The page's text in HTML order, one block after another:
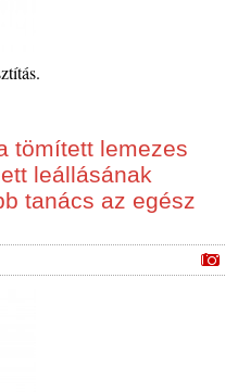
tömített lemezes
leállásának
tanács az egész